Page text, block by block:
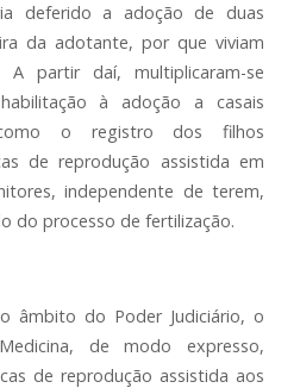
deferido a adoção de duas
da adotante, por que viviam
A partir daí, multiplicaram-se
à adoção a casais
o registro dos filhos
de reprodução assistida em
independente de terem,
do processo de fertilização.
âmbito do Poder Judiciário, o
de modo expresso,
de reprodução assistida aos